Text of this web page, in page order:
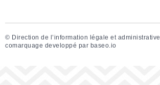
© Direction de l’information légale et administrative
comarquage developpé par baseo.io